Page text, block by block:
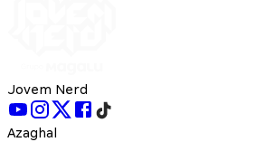
Jovem Nerd
Azaghal